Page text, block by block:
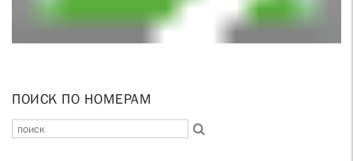
ПОИСК ПО НОМЕРАМ